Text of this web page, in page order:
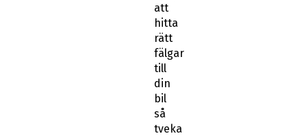
att
hitta
rätt
fälgar
till
din
bil
så
tveka